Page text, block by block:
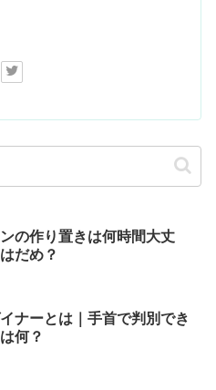
の作り置きは何時間大丈
だめ？
ナーとは｜手首で判別でき
何？